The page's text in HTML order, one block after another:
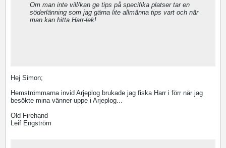
Om man inte vill/kan ge tips på specifika platser tar en
söderlänning som jag gärna lite allmänna tips vart och när
man kan hitta Harr-lek!
Hej Simon;
Hemströmmarna invid Arjeplog brukade jag fiska Harr i förr när jag
besökte mina vänner uppe i Arjeplog...
Old Firehand
Leif Engström